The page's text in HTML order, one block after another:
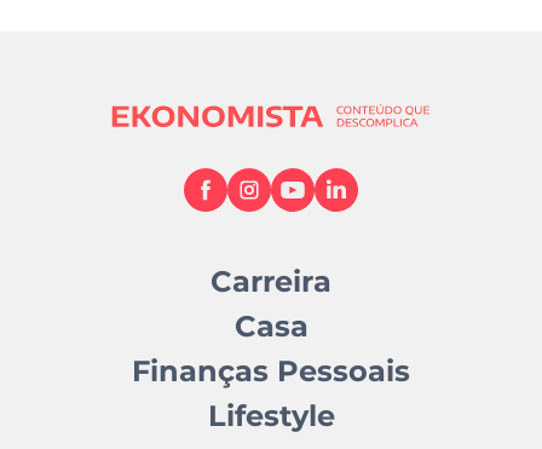
Carreira
Casa
Finanças Pessoais
Lifestyle